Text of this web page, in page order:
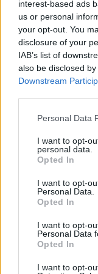
interest-based ads
us or personal
your opt-out. You
disclosure of your
IAB’s list of
also be disclosed
Downstream
Please note that
not limited to your
grant or deny
use your data for
consent section.
Personal Data
I want to opt-
personal data.
Opted In
I want to opt-
Personal Data.
Opted In
I want to opt-
Personal Data
Opted In
I want to opt-
Miskolcról jött
Feró pedig a
trikóval égette
Visszatérve a
Fenyő
projektet, azt
Zene, szöveg és
sosem létező
akkori Hungariát.
Színes ruhák,
amerikai autók
menekülés az
A diszkózenét
hagyott a
képviselőitől